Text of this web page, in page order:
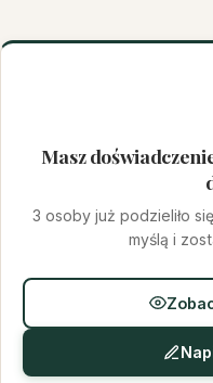
Masz
3 osoby już podzieliło
myślą i